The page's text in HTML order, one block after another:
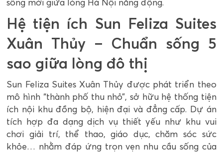
sống mới giữa lòng Hà Nội năng động.
Hệ tiện ích Sun Feliza Suites
Xuân Thủy – Chuẩn sống 5
sao giữa lòng đô thị
Sun Feliza Suites Xuân Thủy được phát triển theo
mô hình “thành phố thu nhỏ”, sở hữu hệ thống tiện
ích nội khu đồng bộ, hiện đại và đẳng cấp. Dự án
tích hợp đa dạng dịch vụ thiết yếu như khu vui
chơi giải trí, thể thao, giáo dục, chăm sóc sức
khỏe… nhằm đáp ứng trọn vẹn nhu cầu sống của